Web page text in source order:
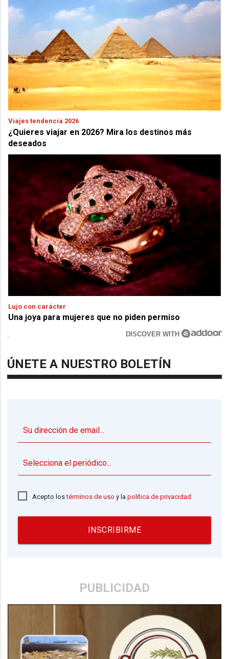
Viajes tendencia 2026
¿Quieres viajar en 2026? Mira los destinos más
deseados
Lujo con carácter
Una joya para mujeres que no piden permiso
DISCOVER WITH
ÚNETE A NUESTRO BOLETÍN
Acepto lostérminos de uso y lapolítica de privacidad
INSCRIBIRME
PUBLICIDAD